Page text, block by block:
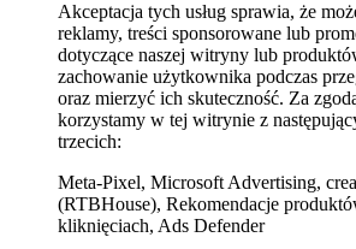
Akceptacja tych usług sprawia, że
reklamy, treści sponsorowane lub
dotyczące naszej witryny lub
zachowanie użytkownika podczas
oraz mierzyć ich skuteczność. Za
korzystamy w tej witrynie z
trzecich:
Meta-Pixel, Microsoft Advertising,
(RTBHouse), Rekomendacje
kliknięciach, Ads Defender